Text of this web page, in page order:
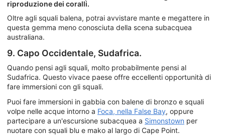
riproduzione dei coralli.
Oltre agli squali balena, potrai avvistare mante e megattere in
questa gemma meno conosciuta della scena subacquea
australiana.
9. Capo Occidentale, Sudafrica.
Quando pensi agli squali, molto probabilmente pensi al
Sudafrica. Questo vivace paese offre eccellenti opportunità di
fare immersioni con gli squali.
Puoi fare immersioni in gabbia con balene di bronzo e squali
volpe nelle acque intorno a Foca, nella False Bay, oppure
partecipare a un'escursione subacquea a Simonstown per
nuotare con squali blu e mako al largo di Cape Point.